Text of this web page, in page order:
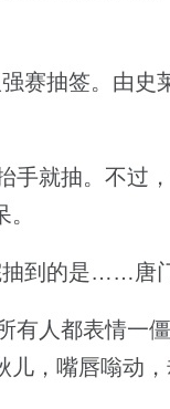
赛抽签。由史
就抽。不过
到的是……唐
人都表情一
儿，嘴唇嗡动，